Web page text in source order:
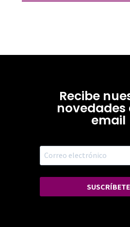
Recibe
novedades
email
SUSCRÍBETE